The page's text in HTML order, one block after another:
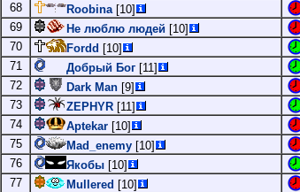
68
Roobina[10]
69
Не люблю людей [10]
70
Fordd [10]
71
Добрый Бог [11]
72
Dark Man [9]
73
ZEPHYR [11]
74
Aptekar [10]
75
Mad_enemy [10]
76
Якобы [10]
77
Mullered [10]